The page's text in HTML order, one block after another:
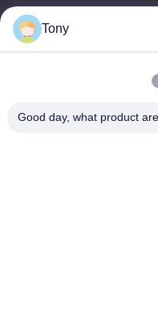
Adresimiz
Tony
Good day, what product